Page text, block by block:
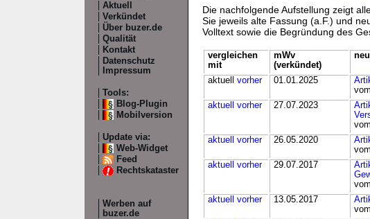
Aktuell
Verkündet
Über buzer.de
Qualität
Kontakt
Datenschutz
Impressum
Tools:
Blog-Plugin
Mobilversion
Update via:
Web-Widget
Feed
Rechtskataster
Werben auf
buzer.de
Die nachfolgende Aufstellung zeigt
Sie jeweils alte Fassung (a.F.) und
Volltext sowie die Begründung des
vergleichen
mit
mWv
(verkündet)
aktuell vorher 01.01.2025
aktuell
vorher 27.07.2023
aktuell
vorher 26.05.2020
aktuell
vorher 29.07.2017
aktuell
vorher 13.05.2017